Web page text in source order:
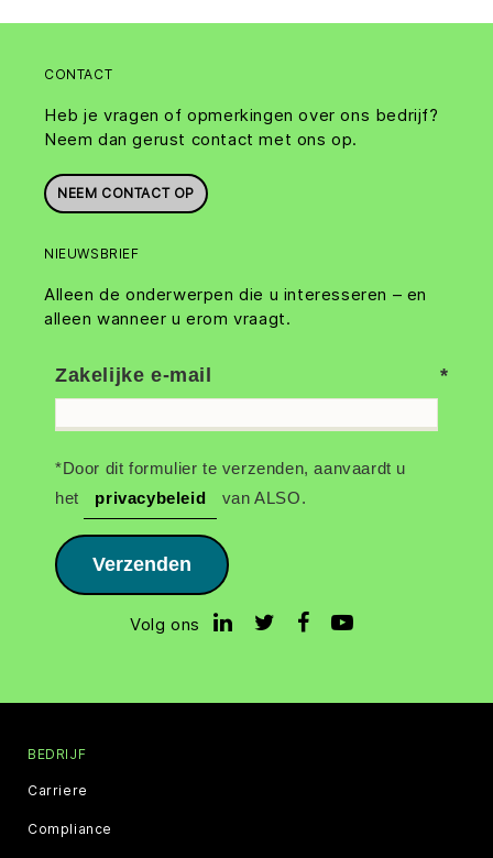
CONTACT
Heb je vragen of opmerkingen over ons bedrijf?
Neem dan gerust contact met ons op.
NEEM CONTACT OP
NIEUWSBRIEF
Alleen de onderwerpen die u interesseren – en
alleen wanneer u erom vraagt.
Zakelijke e-mail
*Door dit formulier te verzenden, aanvaardt u
het
privacybeleid van ALSO.
Verzenden
Volg ons
BEDRIJF
Carriere
Compliance